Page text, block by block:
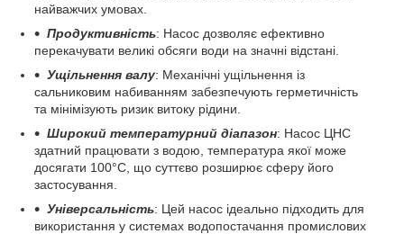
найважчих умовах.
Продуктивність: Насос дозволяє ефективно
перекачувати великі обсяги води на значні відстані.
Ущільнення валу: Механічні ущільнення із
сальниковим набиванням забезпечують герметичність
та мінімізують ризик витоку рідини.
Широкий температурний діапазон: Насос ЦНС
здатний працювати з водою, температура якої може
досягати 100°C, що суттєво розширює сферу його
застосування.
Універсальність: Цей насос ідеально підходить для
використання у системах водопостачання промислових